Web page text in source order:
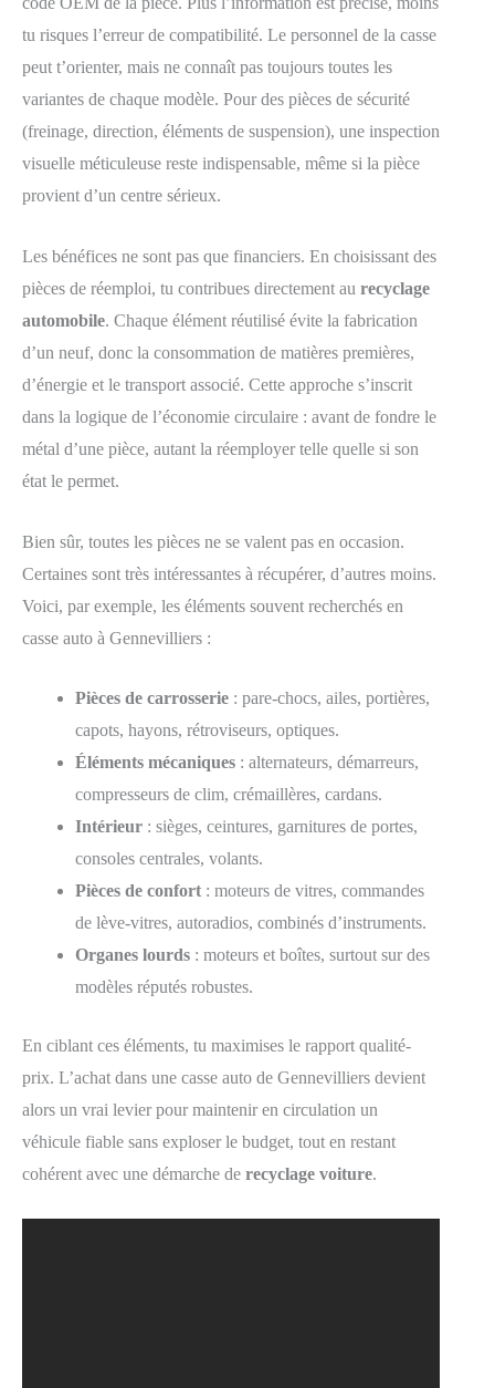
tu risques l’erreur de compatibilité. Le personnel de la casse
peut t’orienter, mais ne connaît pas toujours toutes les
variantes de chaque modèle. Pour des pièces de sécurité
(freinage, direction, éléments de suspension), une inspection
visuelle méticuleuse reste indispensable, même si la pièce
provient d’un centre sérieux.
Les bénéfices ne sont pas que financiers. En choisissant des
pièces de réemploi, tu contribues directement au recyclage
automobile. Chaque élément réutilisé évite la fabrication
d’un neuf, donc la consommation de matières premières,
d’énergie et le transport associé. Cette approche s’inscrit
dans la logique de l’économie circulaire : avant de fondre le
métal d’une pièce, autant la réemployer telle quelle si son
état le permet.
Bien sûr, toutes les pièces ne se valent pas en occasion.
Certaines sont très intéressantes à récupérer, d’autres moins.
Voici, par exemple, les éléments souvent recherchés en
casse auto à Gennevilliers :
Pièces de carrosserie : pare-chocs, ailes, portières,
capots, hayons, rétroviseurs, optiques.
Éléments mécaniques : alternateurs, démarreurs,
compresseurs de clim, crémaillères, cardans.
Intérieur : sièges, ceintures, garnitures de portes,
consoles centrales, volants.
Pièces de confort : moteurs de vitres, commandes
de lève-vitres, autoradios, combinés d’instruments.
Organes lourds : moteurs et boîtes, surtout sur des
modèles réputés robustes.
En ciblant ces éléments, tu maximises le rapport qualité-
prix. L’achat dans une casse auto de Gennevilliers devient
alors un vrai levier pour maintenir en circulation un
véhicule fiable sans exploser le budget, tout en restant
cohérent avec une démarche de recyclage voiture.